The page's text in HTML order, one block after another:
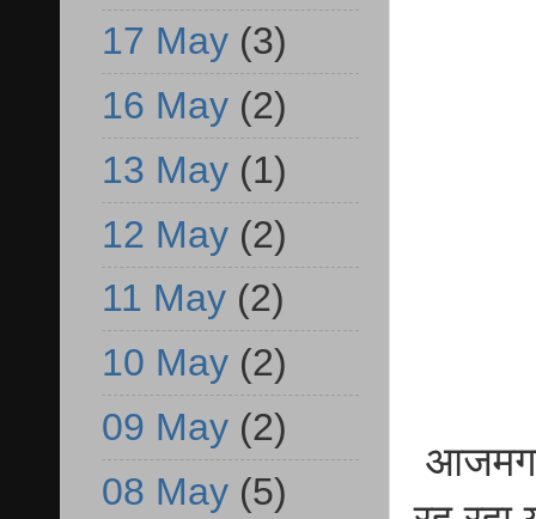
17 May (3)
16 May (2)
13 May (1)
12 May (2)
11 May (2)
10 May (2)
09 May (2)
08 May (5)